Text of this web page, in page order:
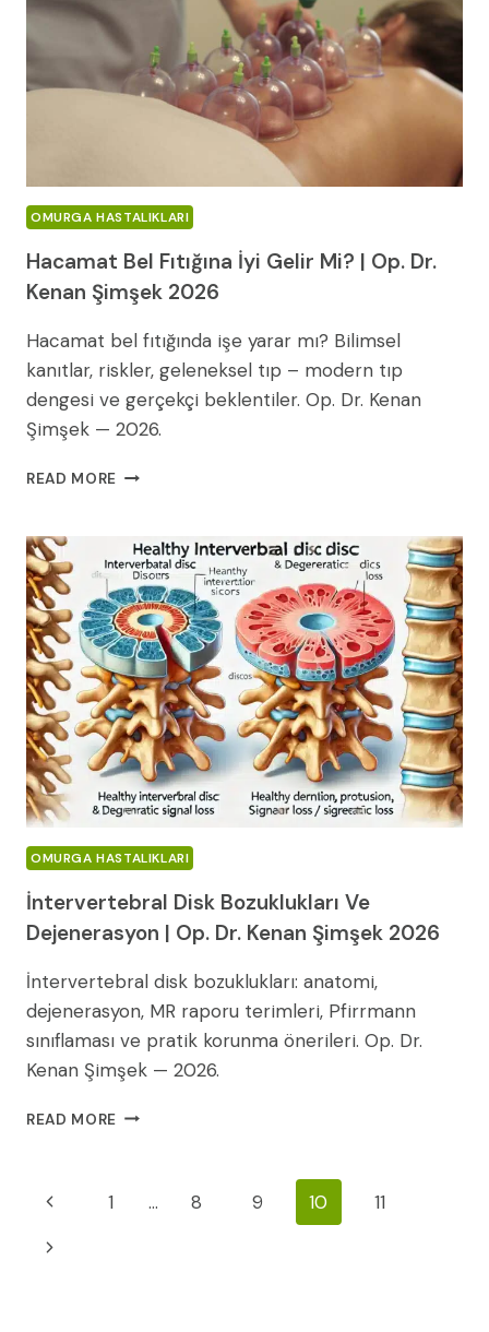
OMURGA HASTALIKLARI
Hacamat Bel Fıtığına İyi Gelir Mi? | Op. Dr.
Kenan Şimşek 2026
Hacamat bel fıtığında işe yarar mı? Bilimsel
kanıtlar, riskler, geleneksel tıp – modern tıp
dengesi ve gerçekçi beklentiler. Op. Dr. Kenan
Şimşek — 2026.
READ MORE HACAMAT
İYI
GELIR
MI?
|
OP.
DR.
KENAN
ŞIMŞEK
2026
OMURGA HASTALIKLARI
İntervertebral Disk Bozuklukları Ve
Dejenerasyon | Op. Dr. Kenan Şimşek 2026
İntervertebral disk bozuklukları: anatomi,
dejenerasyon, MR raporu terimleri, Pfirrmann
sınıflaması ve pratik korunma önerileri. Op. Dr.
Kenan Şimşek — 2026.
READ MORE İNTERVERTEBRAL
DEJENERASYON
Page
Navigation
Previous
Page
1 … 8 9 10
11
Next